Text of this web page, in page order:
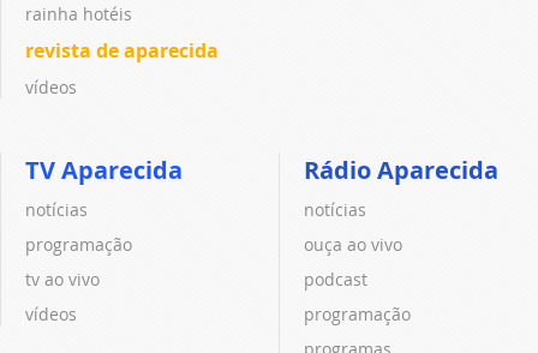
rainha hotéis
revista de aparecida
vídeos
TV Aparecida
notícias
programação
tv ao vivo
vídeos
Rádio Aparecida
notícias
ouça ao vivo
podcast
programação
programas